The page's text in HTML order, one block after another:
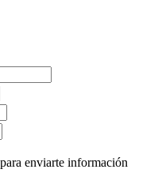
enviarte información